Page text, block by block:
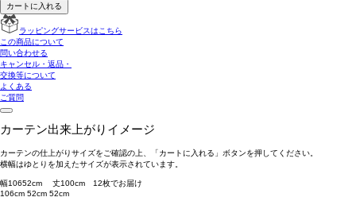
カートに入れる
ラッピングサービスはこちら
この商品について
問い合わせる
キャンセル・返品・
交換等について
よくある
ご質問
カーテン出来上がりイメージ
カーテンの仕上がりサイズをご確認の上、「カートに入れる」ボタンを押してください。
横幅はゆとりを加えたサイズが表示されています。
幅10652cm 丈100cm 12枚でお届け
106cm 52cm 52cm